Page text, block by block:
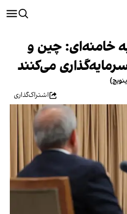
خامنه‌‌ای: چین و
می‌کنند
اشتراک‌گذاری